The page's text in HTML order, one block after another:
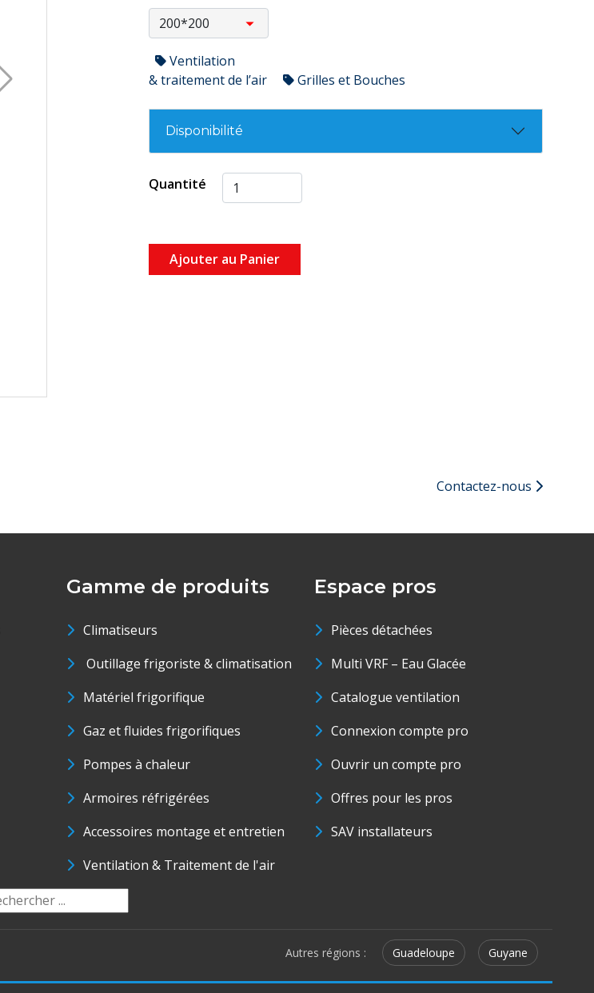
Ventilation
& traitement de l’air
Grilles et Bouches
Disponibilité
Quantité
Ajouter au Panier
Contactez-nous
Gamme de produits
Climatiseurs
Outillage frigoriste & climatisation
Matériel frigorifique
Gaz et fluides frigorifiques
Pompes à chaleur
Armoires réfrigérées
Accessoires montage et entretien
Ventilation & Traitement de l'air
Espace pros
Pièces détachées
Multi VRF – Eau Glacée
Catalogue ventilation
Connexion compte pro
Ouvrir un compte pro
Offres pour les pros
SAV installateurs
Autres régions : Guadeloupe Guyane